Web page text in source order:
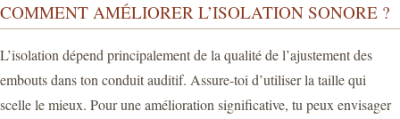
COMMENT AMÉLIORER L’ISOLATION SONORE ?
L’isolation dépend principalement de la qualité de l’ajustement des
embouts dans ton conduit auditif. Assure-toi d’utiliser la taille qui
scelle le mieux. Pour une amélioration significative, tu peux envisager